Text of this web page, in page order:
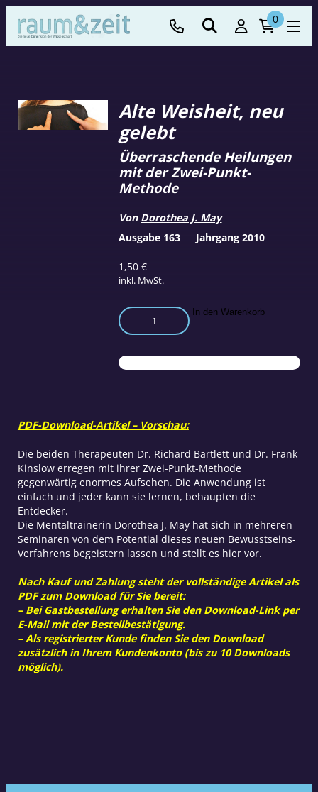
0
Alte Weisheit, neu
gelebt
1,50€
inkl. MwSt.
Überraschende Heilungen
mit der Zwei-Punkt-
Methode
Von Dorothea J. May
Alte
Weisheit,
gelebt
Menge
In den Warenkorb
Ausgabe 163 Jahrgang 2010
PDF-Download-Artikel – Vorschau:
Die beiden Therapeuten Dr. Richard Bartlett und Dr. Frank
Kinslow erregen mit ihrer Zwei-Punkt-Methode
gegenwärtig enormes Aufsehen. Die Anwendung ist
einfach und jeder kann sie lernen, behaupten die
Entdecker.
Die Mentaltrainerin Dorothea J. May hat sich in mehreren
Seminaren von dem Potential dieses neuen Bewusstseins-
Verfahrens begeistern lassen und stellt es hier vor.
Nach Kauf und Zahlung steht der vollständige Artikel als
PDF zum Download für Sie bereit:
– Bei Gastbestellung erhalten Sie den Download-Link per
E-Mail mit der Bestellbestätigung.
– Als registrierter Kunde finden Sie den Download
zusätzlich in Ihrem Kundenkonto (bis zu 10 Downloads
möglich).